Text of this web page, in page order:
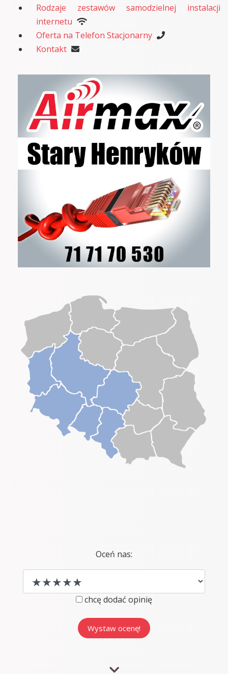
Rodzaje zestawów samodzielnej instalacji
internetu
Oferta na Telefon Stacjonarny
Kontakt
Oceń nas:
chcę dodać opinię